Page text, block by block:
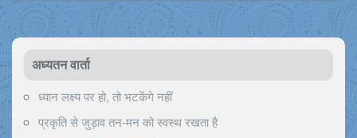
अध्यतन वार्ता
ध्यान लक्ष्य पर हो, तो भटकेंगे नहीं
प्रकृति से जुड़ाव तन-मन को स्वस्थ रखता है